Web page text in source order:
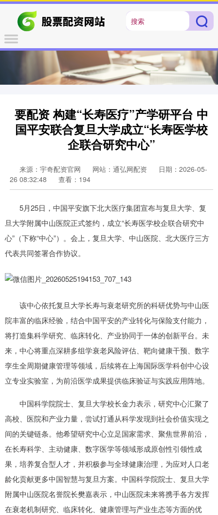
要配资 构建“长寿医疗”产学研平台 中
国平安联合复旦大学成立“长寿医学校
企联合研究中心”
来源：宇奇配资官网 网站：通弘网配资
日期：2026-05-
26 08:32:48
查看：194
5月25日，中国平安旗下北大医疗集团宣布与复旦大学、复
旦大学附属中山医院正式签约，成立“长寿医学校企联合研究中
心”（下称“中心”）。会上，复旦大学、中山医院、北大医疗三方
代表共同签署合作协议。
该中心依托复旦大学长寿与衰老研究所的科研优势与中山医
院丰富的临床经验，结合中国平安的产业转化与保险支付能力，
将打造集科学研究、临床转化、产业协同于一体的创新平台。未
来，中心将重点深耕多组学衰老风险评估、靶向健康干预、数字
孪生全周期健康管理等领域，后续将在上海国际医学科创中心设
立专业实验室，为前沿医学成果提供临床验证与实践应用阵地。
中国科学院院士、复旦大学校长金力表示，研究中心汇聚了
高校、医院和产业力量，尝试打通从科学发现到社会价值实现之
间的关键链条。他希望研究中心立足国家需求、聚焦世界前沿，
在长寿科学、主动健康、数字医学等领域形成原创性引领性成
果，培养复合型人才，并积极参与全球健康治理，为应对人口老
龄化贡献更多中国智慧与复旦方案。中国科学院院士、复旦大学
附属中山医院名誉院长樊嘉表示，中山医院未来将携手各方发挥
在衰老机制研究、临床转化、健康管理与产业生态等方面的优